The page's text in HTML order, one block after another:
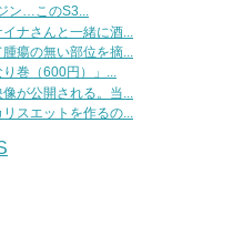
ン…このS3...
ナさんと一緒に酒...
瘍の無い部位を摘...
り巻（600円）」...
が公開される。当...
スエットを作るの...